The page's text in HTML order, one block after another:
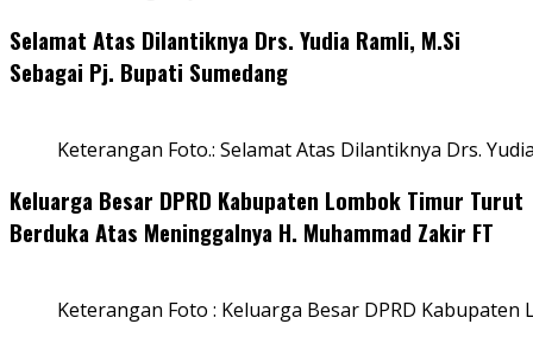
Selamat Atas Dilantiknya Drs. Yudia Ramli, M.Si
Sebagai Pj. Bupati Sumedang
Keterangan Foto.: Selamat Atas Dilantiknya Drs.
Keluarga Besar DPRD Kabupaten Lombok Timur Turut
Berduka Atas Meninggalnya H. Muhammad Zakir FT
Keterangan Foto : Keluarga Besar DPRD